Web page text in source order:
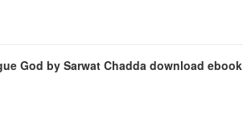
God by Sarwat Chadda download ebook